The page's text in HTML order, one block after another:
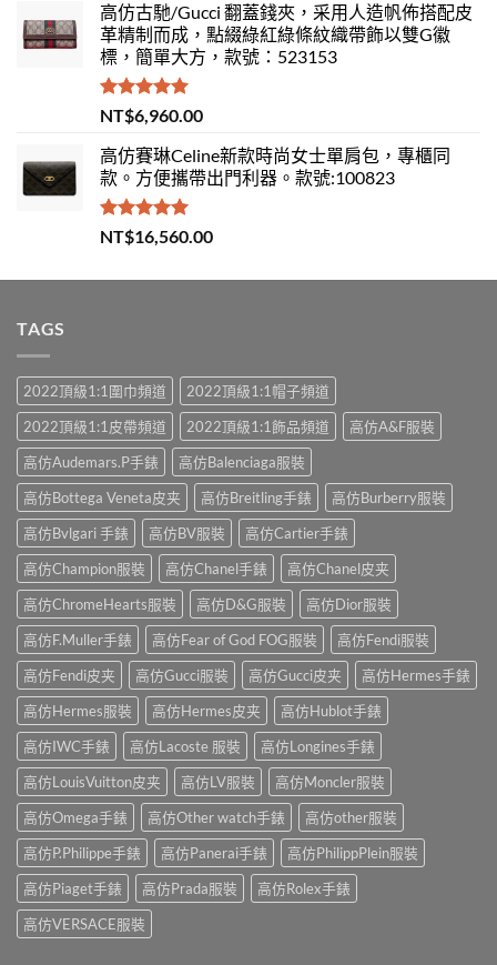
高仿古馳/Gucci 翻蓋錢夾，采用人造帆佈搭配皮
革精制而成，點綴綠紅綠條紋織帶飾以雙G徽
標，簡單大方，款號：523153
評分 5.00
滿分 5
NT$6,960.00
高仿賽琳Celine新款時尚女士單肩包，專櫃同
款。方便攜帶出門利器。款號:100823
評分5.00
滿分 5
NT$16,560.00
TAGS
2022頂級1:1圍巾頻道
2022頂級1:1帽子頻道
2022頂級1:1皮帶頻道
2022頂級1:1飾品頻道
高仿A&F服裝
高仿Audemars.P手錶
高仿Balenciaga服裝
高仿Bottega Veneta皮夹
高仿Breitling手錶
高仿Burberry服裝
高仿Bvlgari 手錶
高仿BV服裝
高仿Cartier手錶
高仿Champion服裝
高仿Chanel手錶
高仿Chanel皮夹
高仿ChromeHearts服裝
高仿D&G服裝
高仿Dior服裝
高仿F.Muller手錶
高仿Fear of God FOG服裝
高仿Fendi服裝
高仿Fendi皮夹
高仿Gucci服裝 高仿Gucci皮夹
高仿Hermes手錶
高仿Hermes服裝
高仿Hermes皮夹
高仿Hublot手錶
高仿IWC手錶
高仿Lacoste 服裝
高仿Longines手錶
高仿LouisVuitton皮夹
高仿LV服裝
高仿Moncler服裝
高仿Omega手錶
高仿Other watch手錶
高仿other服裝
高仿P.Philippe手錶
高仿Panerai手錶
高仿PhilippPlein服裝
高仿Piaget手錶
高仿Prada服裝
高仿Rolex手錶
高仿VERSACE服裝